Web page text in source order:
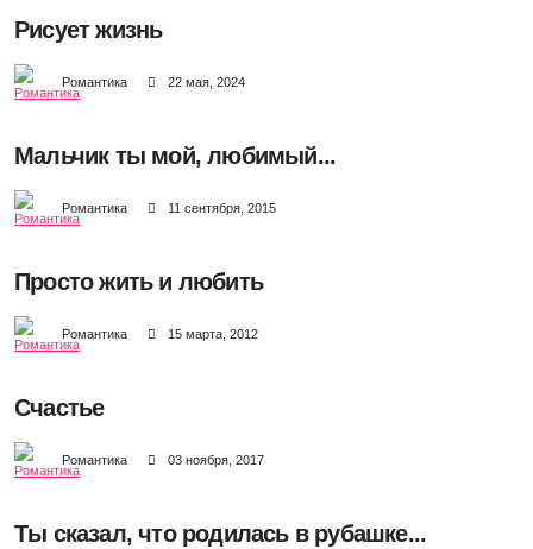
Рисует жизнь
Романтика 22 мая, 2024
Мальчик ты мой, любимый...
Романтика 11 сентября, 2015
Просто жить и любить
Романтика 15 марта, 2012
Счастье
Романтика 03 ноября, 2017
Ты сказал, что родилась в рубашке...